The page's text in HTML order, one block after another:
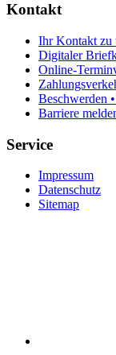
Kontakt
Ihr Kontakt zu
Digitaler
Online-
Beschwerden
Barriere
Service
Impressum
Datenschutz
Sitemap